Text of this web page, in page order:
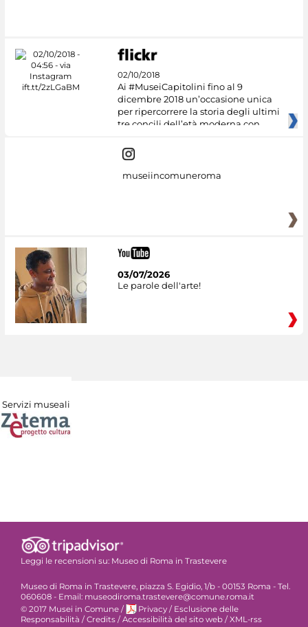
02/10/2018
Ai #MuseiCapitolini fino al 9
dicembre 2018 un’occasione unica
per ripercorrere la storia degli ultimi
tre concili dell’età moderna con
museiincomuneroma
03/07/2026
Le parole dell'arte!
Servizi museali
Leggi le recensioni su: Museo di Roma in Trastevere
Museo di Roma in Trastevere, piazza S. Egidio, 1/b - 00153 Roma - Tel.
060608 - Email: museodiroma.trastevere@comune.roma.it
© 2017 Musei in Comune / Privacy / Esclusione delle
Responsabilità / Credits / Accessibilità del sito web / XML-rss